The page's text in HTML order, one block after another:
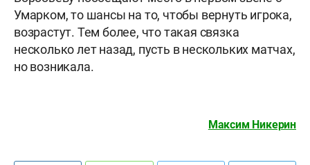
Умарком, то шансы на то, чтобы вернуть игрока,
возрастут. Тем более, что такая связка
несколько лет назад, пусть в нескольких матчах,
но возникала.
Максим Никерин